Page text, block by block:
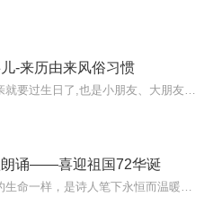
-来历由来风俗习惯
朗诵——喜迎祖国72华诞